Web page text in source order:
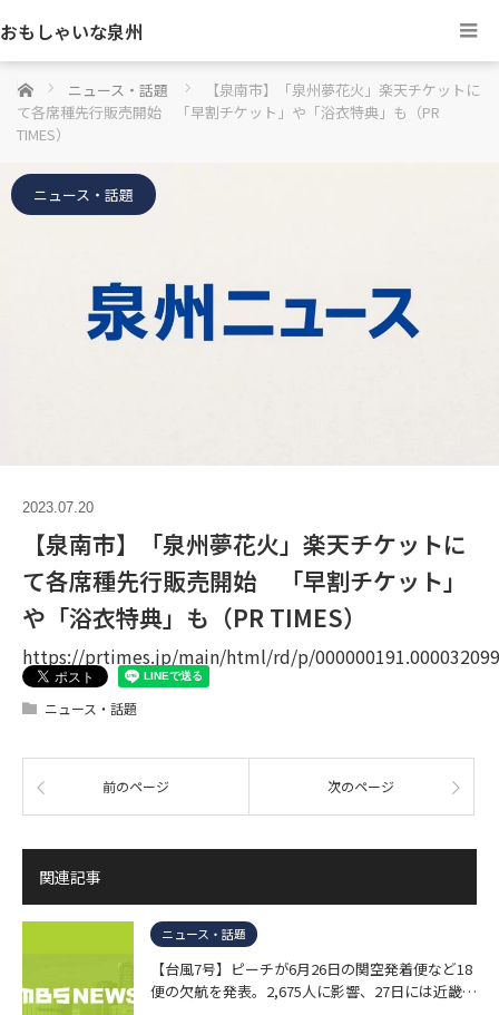
おもしゃいな泉州
ホーム ニュース・話題
【泉南市】「泉州夢花火」楽天チケットに
て各席種先行販売開始 「早割チケット」や「浴衣特典」も（PR
TIMES）
ニュース・話題
2023.07.20
【泉南市】「泉州夢花火」楽天チケットに
て各席種先行販売開始 「早割チケット」
や「浴衣特典」も（PR TIMES）
https://prtimes.jp/main/html/rd/p/
ニュース・話題
前のページ 次のページ
関連記事
ニュース・話題
【台風7号】ピーチが6月26日の関空発着便など18
便の欠航を発表。2,675人に影響、27日には近畿…